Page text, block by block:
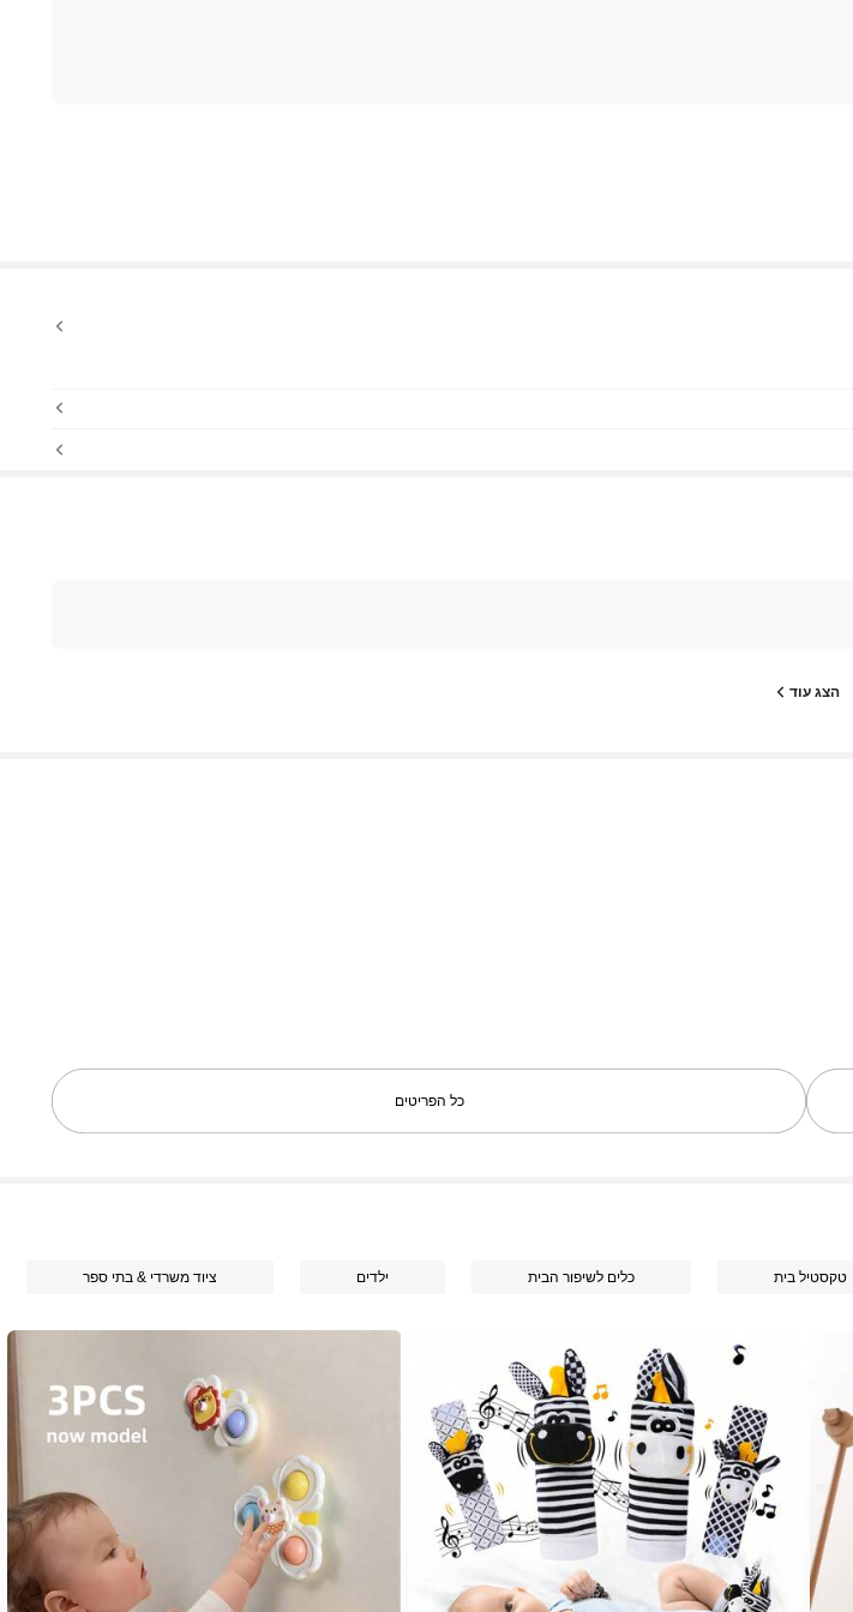
הצג עוד
כל הפריטים
טקסטיל בית כלים לשיפור הבית ילדים ציוד משרדי & בתי ספר